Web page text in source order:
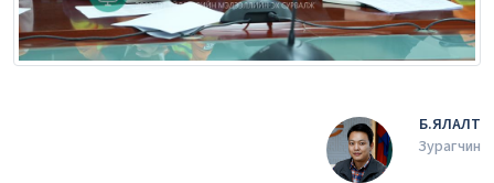
Б.ЯЛАЛТ
Зурагчин